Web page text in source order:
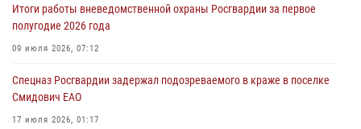
Внесены изменения в правила проведения контрольного отстрела
гражданского оружия
Правила приобретения нарезного оружия изменены: минимальный
стаж владения сокращён до трёх лет
Итоги работы вневедомственной охраны Росгвардии за первое
полугодие 2026 года
09 июля 2026, 07:12
Спецназ Росгвардии задержал подозреваемого в краже в поселке
Смидович ЕАО
17 июля 2026, 01:17